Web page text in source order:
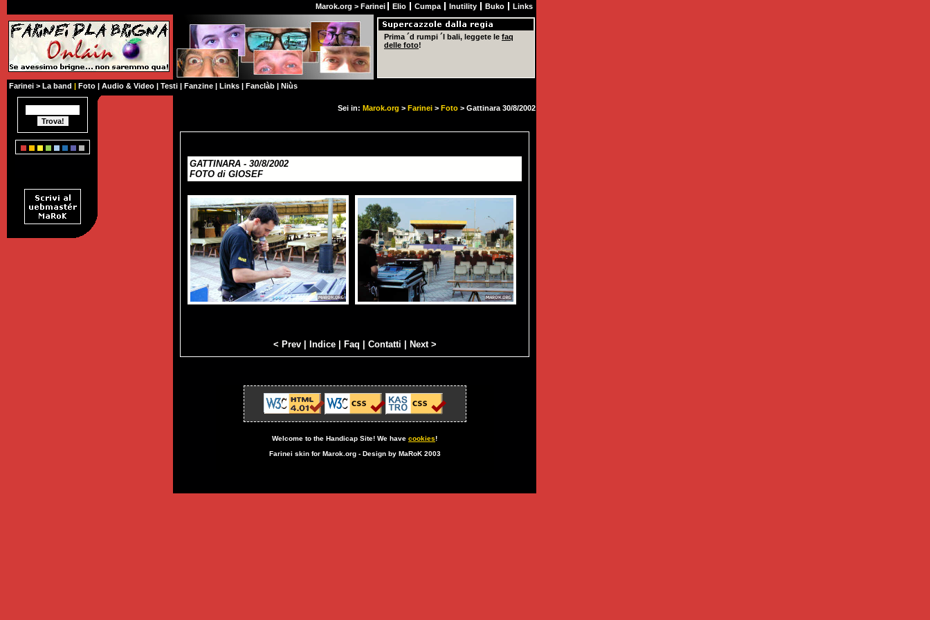
Sei in: Marok.org > Farinei > Foto > Gattinara 30/8/2002
Marok.org > Farinei Elio Cumpa Inutility Buko Links
Farinei > La band | Foto | Audio & Video | Testi | Fanzine | Links | Fanclàb | Niùs
Prima ´d rumpi ´l bali, leggete le faq
delle foto!
GATTINARA - 30/8/2002
FOTO di GIOSEF
< Prev| Indice| Faq Contatti Next >
Welcome to the Handicap Site! We have cookies!
Farinei skin for Marok.org - Design by MaRoK 2003